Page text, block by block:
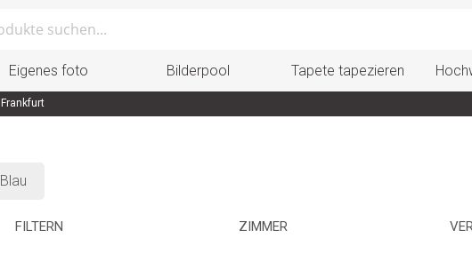
Frankfurt
Eigenes foto
Bilderpool Tapete tapezieren
Blau
FILTERN ZIMMER